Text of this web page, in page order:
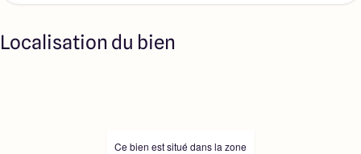
Localisation du bien
Ce bien est situé dans la zone